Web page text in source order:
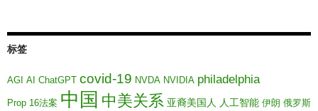
标签
AGI AI ChatGPT covid-19 NVDA NVIDIA philadelphia
Prop 16法案 中国 中美关系 亚裔美国人 人工智能 伊朗 俄罗斯